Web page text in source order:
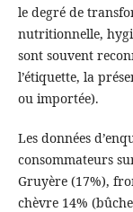
le degré de
nutritionnelle,
sont souvent
l’étiquette, la
ou importée).
Les données
consommateurs
Gruyère (17%),
chèvre 14%